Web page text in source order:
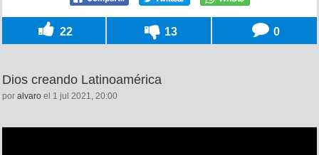
22 13 0
Dios creando Latinoamérica
por alvaro el 1 jul 2021, 20:00